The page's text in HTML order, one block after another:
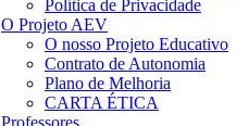
Política de Privacidade
O Projeto AEV
O nosso Projeto Educativo
Contrato de Autonomia
Plano de Melhoria
CARTA ÉTICA
Professores